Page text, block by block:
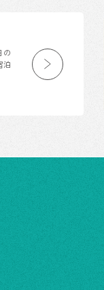
の
泊